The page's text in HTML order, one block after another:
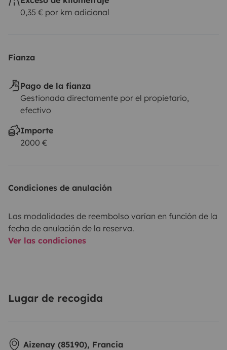
0,35 € por km adicional
Fianza
Pago de la fianza
Gestionada directamente por el propietario,
efectivo
Importe
2000 €
Condiciones de anulación
Las modalidades de reembolso varían en función de la
fecha de anulación de la reserva.
Ver las condiciones
Lugar de recogida
Aizenay (85190), Francia